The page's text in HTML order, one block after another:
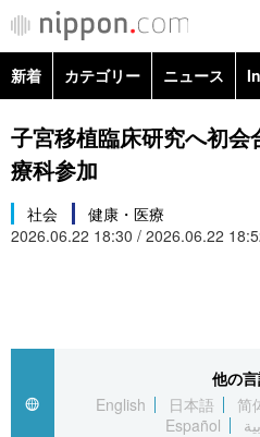
カテゴリー
国際
アーカイブ
Japan Data
新着 カテゴリー ニュース
政治・外交
経済・ビジネス
国際・海外
文化
科学・技術
子宮移植臨床研究へ初
療科参加
社会
健康・医療
2026.06.22 18:30 / 2026.06.22
他の
English
日本語 简
Español